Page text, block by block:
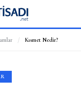
/ Kısmet Nedir?